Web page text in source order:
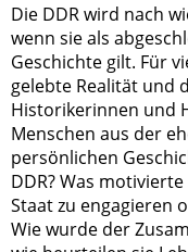
Die DDR wird nach
wenn sie als
Geschichte gilt. Für
gelebte Realität und
Historikerinnen und
Menschen aus der
persönlichen
DDR? Was
Staat zu engagieren
Wie wurde der